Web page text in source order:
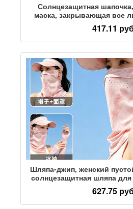
Солнцезащитная
маска, закрывающая все
многогранная защита от
на электрическом
шлем
417.11
Шляпа-джип, женский
солнцезащитная шляпа для
воздухе, анти-
шелковая маска для
солнца
627.75